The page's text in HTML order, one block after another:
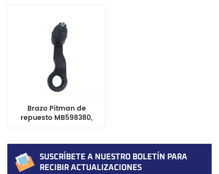
Brazo Pitman de
repuesto MB598380,
Dodge Ram
50/Mitsubishi Mighty
Max.
SUSCRÍBETE A NUESTRO BOLETÍN PARA
RECIBIR ACTUALIZACIONES